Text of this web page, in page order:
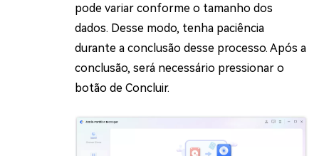
pode variar conforme o tamanho dos
dados. Desse modo, tenha paciência
durante a conclusão desse processo. Após a
conclusão, será necessário pressionar o
botão de Concluir.